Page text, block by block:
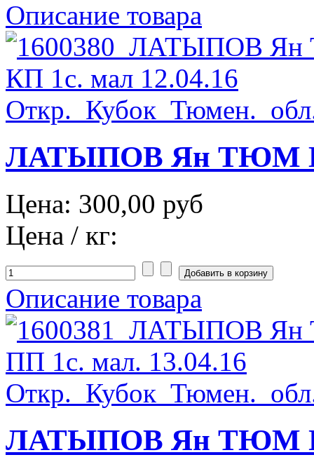
Описание товара
ЛАТЫПОВ Ян ТЮМ
Цена: 300,00 руб
Цена / кг:
Описание товара
ЛАТЫПОВ Ян ТЮМ